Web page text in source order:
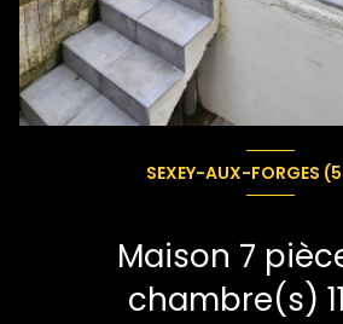
SEXEY-AUX-FORGES
Maison 7 pièce(s) 3